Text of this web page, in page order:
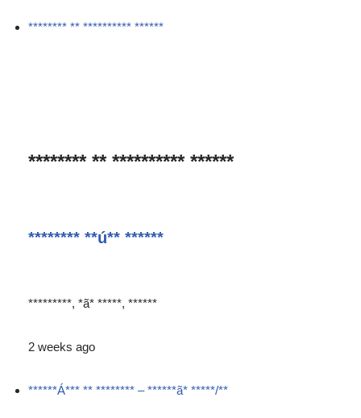
******** ** ********** ******
******** ** ********** ******
******** **ú** ******
*********, *ã* *****, ******
2 weeks ago
******Á*** ** ******** – ******ã* *****/**